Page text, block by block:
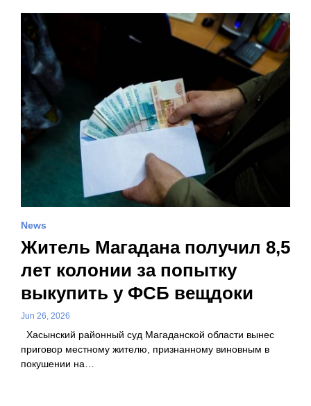
News
Житель Магадана получил 8,5
лет колонии за попытку
выкупить у ФСБ вещдоки
Jun 26, 2026
Хасынский районный суд Магаданской области вынес
приговор местному жителю, признанному виновным в
покушении на…